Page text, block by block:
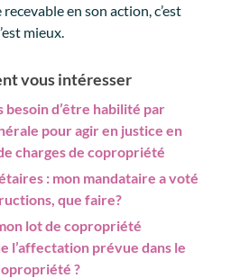
en son action, c’est
mieux.
vous intéresser
besoin d’être habilité par
pour agir en justice en
charges de copropriété
: mon mandataire a voté
que faire?
lot de copropriété
l’affectation prévue dans le
?